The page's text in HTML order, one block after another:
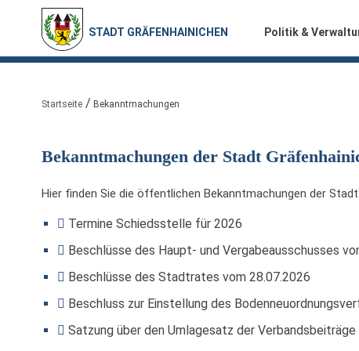
STADT GRÄFENHAINICHEN Politik &
Sie sind hier:
Startseite Bekanntmachungen
Bekanntmachungen der Stadt
Hier finden Sie die öffentlichen Bekanntmachungen der
Termine Schiedsstelle für 2026
Beschlüsse des Haupt- und Vergabeausschusses
Beschlüsse des Stadtrates vom 28.07.2026
Beschluss zur Einstellung des
Satzung über den Umlagesatz der